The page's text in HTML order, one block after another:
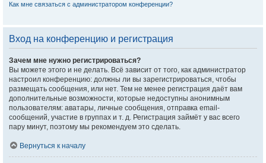
Как мне связаться с администратором конференции?
Вход на конференцию и регистрация
Зачем мне нужно регистрироваться?
Вы можете этого и не делать. Всё зависит от того, как администратор
настроил конференцию: должны ли вы зарегистрироваться, чтобы
размещать сообщения, или нет. Тем не менее регистрация даёт вам
дополнительные возможности, которые недоступны анонимным
пользователям: аватары, личные сообщения, отправка email-
сообщений, участие в группах и т. д. Регистрация займёт у вас всего
пару минут, поэтому мы рекомендуем это сделать.
Вернуться к началу